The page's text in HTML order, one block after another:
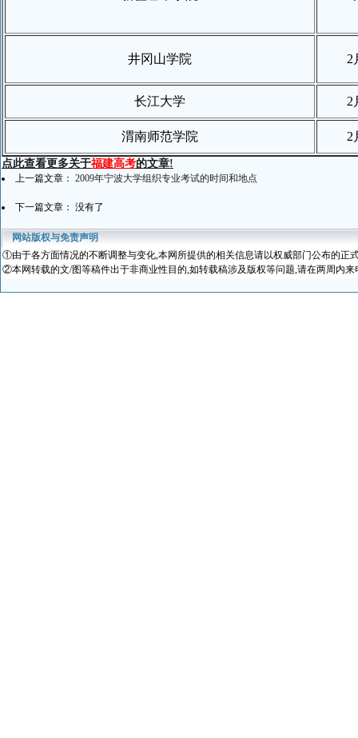
井冈山学院 2
长江大学 2
渭南师范学院 2
点此查看更多关于福建高考的文章!
上一篇文章： 2009年宁波大学组织专业考试的时间和地点
下一篇文章： 没有了
网站版权与免责声明
①由于各方面情况的不断调整与变化,本网所提供的相关信息请以权威部门公布的正
②本网转载的文/图等稿件出于非商业性目的,如转载稿涉及版权等问题,请在两周内来